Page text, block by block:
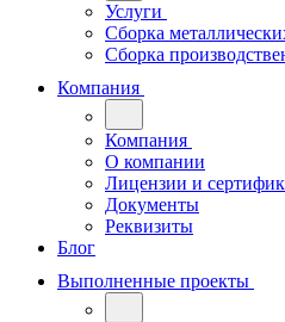
Услуги
Сборка
Сборка
Компания
Компания
О компании
Лицензии и
Документы
Реквизиты
Блог
Выполненные проекты